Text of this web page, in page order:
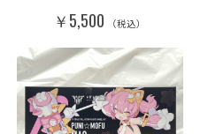
￥5,500
（税込）